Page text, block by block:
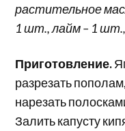
растительное
1 шт., лайм – 1 шт.,
Приготовление.
разрезать
нарезать
Залить капусту